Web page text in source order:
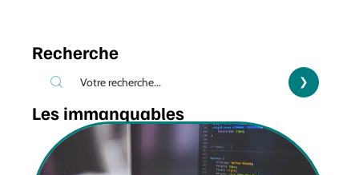
Recherche
Les immanquables